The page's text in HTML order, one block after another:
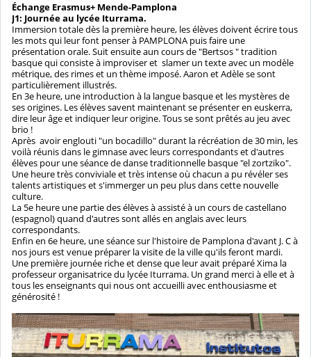
Échange Erasmus+ Mende-Pamplona
J1: Journée au lycée Iturrama.
Immersion totale dès la première heure, les élèves doivent écrire tous
les mots qui leur font penser à PAMPLONA puis faire une
présentation orale. Suit ensuite aun cours de "Bertsos " tradition
basque qui consiste à improviser et slamer un texte avec un modèle
métrique, des rimes et un thème imposé. Aaron et Adèle se sont
particulièrement illustrés.
En 3e heure, une introduction à la langue basque et les mystères de
ses origines. Les élèves savent maintenant se présenter en euskerra,
dire leur âge et indiquer leur origine. Tous se sont prêtés au jeu avec
brio !
Après avoir englouti "un bocadillo" durant la récréation de 30 min, les
voilà réunis dans le gimnase avec leurs correspondants et d'autres
élèves pour une séance de danse traditionnelle basque "el zortziko".
Une heure très conviviale et très intense où chacun a pu révéler ses
talents artistiques et s'immerger un peu plus dans cette nouvelle
culture.
La 5e heure une partie des élèves à assisté à un cours de castellano
(espagnol) quand d'autres sont allés en anglais avec leurs
correspondants.
Enfin en 6e heure, une séance sur l'histoire de Pamplona d'avant J. C à
nos jours est venue préparer la visite de la ville qu'ils feront mardi.
Une première journée riche et dense que leur avait préparé Xima la
professeur organisatrice du lycée Iturrama. Un grand merci à elle et à
tous les enseignants qui nous ont accueilli avec enthousiasme et
générosité !